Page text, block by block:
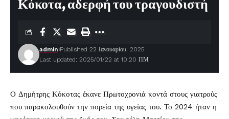
Κόκοτα, αδερφή του τραγουδιστή
Last updated: 2025/01/22 at 10:20 ΠΜ
admin Published 22 Ιανουαρίου, 2025
Ο Δημήτρης Κόκοτας έκανε Πρωτοχρονιά κοντά στους γιατρούς
που παρακολουθούν την πορεία της υγείας του. Το 2024 ήταν η